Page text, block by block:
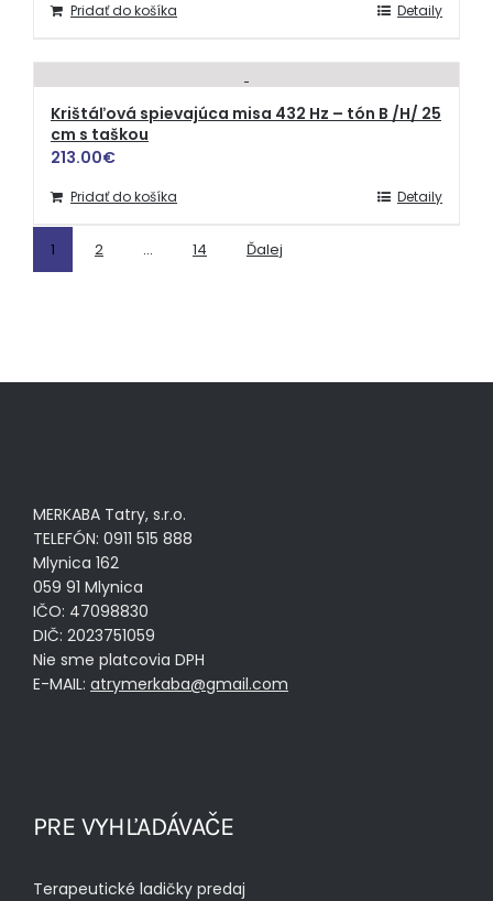
Pridať do košíka Detaily
Krištáľová spievajúca misa 432 Hz – tón B /H/ 25
cm s taškou
213.00€
Pridať do košíka Detaily
1 2 … 14 Ďalej
MERKABA Tatry, s.r.o.
TELEFÓN: 0911 515 888
Mlynica 162
059 91 Mlynica
IČO: 47098830
DIČ: 2023751059
Nie sme platcovia DPH
E-MAIL: atrymerkaba@gmail.com
PRE VYHĽADÁVAČE
Terapeutické ladičky predaj